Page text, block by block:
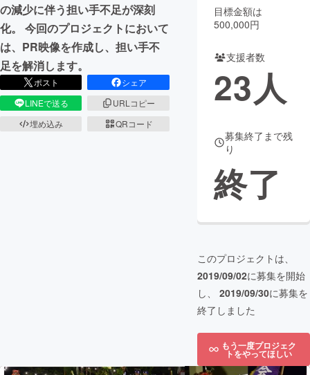
CAMPFIREふるさと納税
コミュニティ
の減少に伴う担い手不足が深刻
化。 今回のプロジェクトにおいて
は、PR映像を作成し、担い手不
足を解消します。
ポスト
シェア
LINEで送る
URLコピー
埋め込み
QRコード
目標金額は
500,000円
支援者数
23人
募集終了まで残
り
終了
このプロジェクトは、
2019/09/02に募集を開始
し、 2019/09/30に募集を
終了しました
もう一度プロジェク
トをやってほしい